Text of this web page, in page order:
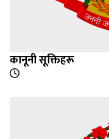
कानूनी सूक्तिहरू